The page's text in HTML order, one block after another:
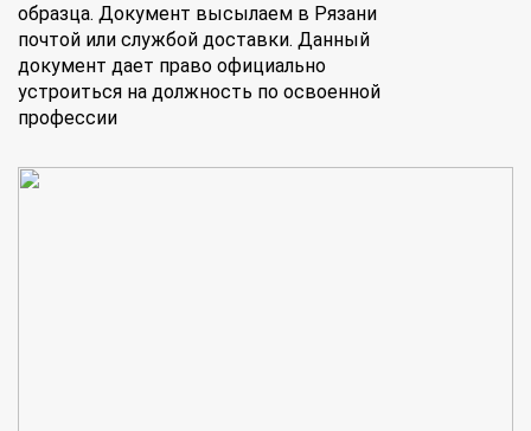
образца. Документ высылаем в Рязани
почтой или службой доставки. Данный
документ дает право официально
устроиться на должность по освоенной
профессии